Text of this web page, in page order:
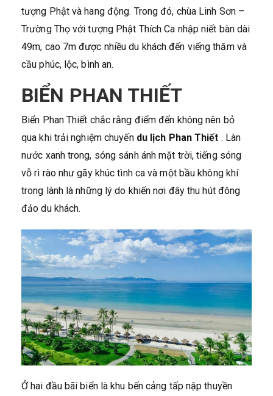
tượng Phật và hang động. Trong đó, chùa Linh Sơn –
Trường Thọ với tượng Phật Thích Ca nhập niết bàn dài
49m, cao 7m được nhiều du khách đến viếng thăm và
cầu phúc, lộc, bình an.
BIỂN PHAN THIẾT
Biển Phan Thiết chắc rằng điểm đến không nên bỏ
qua khi trải nghiệm chuyếndu lịch Phan Thiết . Làn
nước xanh trong, sóng sánh ánh mặt trời, tiếng sóng
vỗ rì rào như gãy khúc tình ca và một bầu không khí
trong lành là những lý do khiến nơi đây thu hút đông
đảo du khách.
Ở hai đầu bãi biển là khu bến cảng tấp nập thuyền